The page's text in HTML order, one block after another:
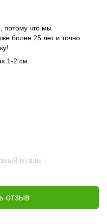
потому что мы
более 25 лет и точно
1-2 см.
отзыв
отзыв